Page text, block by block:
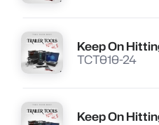
Lire
Keep On
TCT010-24
Lire
Keep On